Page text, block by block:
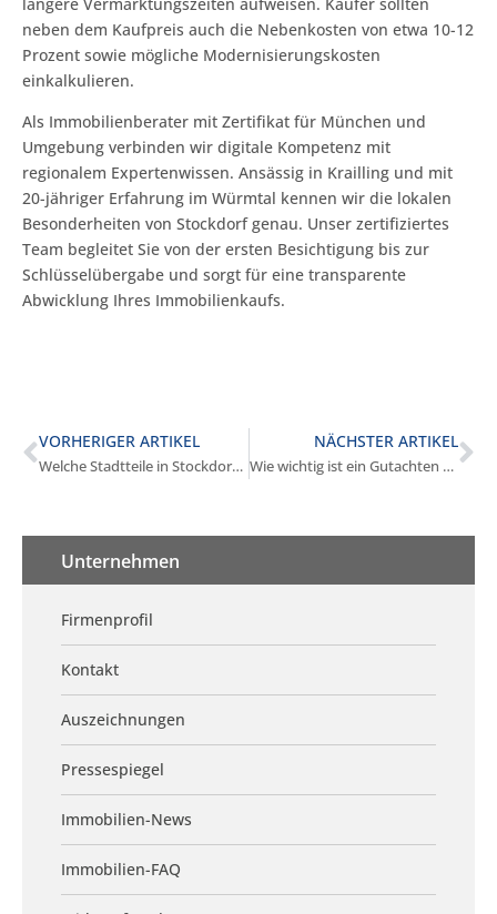
neben dem Kaufpreis auch die Nebenkosten von etwa 10-12
Prozent sowie mögliche Modernisierungskosten
einkalkulieren.
Als Immobilienberater mit Zertifikat für München und
Umgebung verbinden wir digitale Kompetenz mit
regionalem Expertenwissen. Ansässig in Krailling und mit
20-jähriger Erfahrung im Würmtal kennen wir die lokalen
Besonderheiten von Stockdorf genau. Unser zertifiziertes
Team begleitet Sie von der ersten Besichtigung bis zur
Schlüsselübergabe und sorgt für eine transparente
Abwicklung Ihres Immobilienkaufs.
VORHERIGER ARTIKEL
Welche Stadtteile in Stockdorf eignen sich zum Kauf?
NÄCHSTER ARTIKEL
Wie wichtig ist ein Gutachten beim Kauf in Stockdorf?
Unternehmen
Firmenprofil
Kontakt
Auszeichnungen
Pressespiegel
Immobilien-News
Immobilien-FAQ